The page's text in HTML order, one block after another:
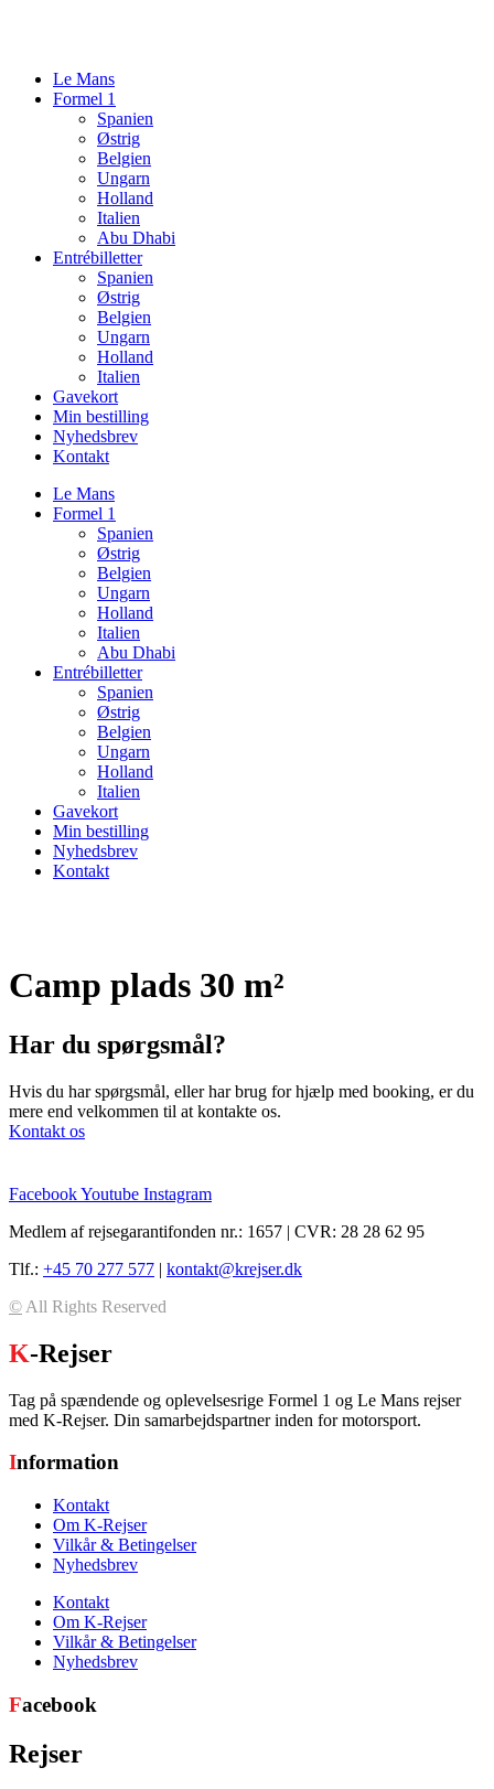
Le Mans
Formel 1
Spanien
Østrig
Belgien
Ungarn
Holland
Italien
Abu Dhabi
Entrébilletter
Spanien
Østrig
Belgien
Ungarn
Holland
Italien
Gavekort
Min bestilling
Nyhedsbrev
Kontakt
Le Mans
Formel 1
Spanien
Østrig
Belgien
Ungarn
Holland
Italien
Abu Dhabi
Entrébilletter
Spanien
Østrig
Belgien
Ungarn
Holland
Italien
Gavekort
Min bestilling
Nyhedsbrev
Kontakt
Camp plads 30 m²
Har du spørgsmål?
Hvis du har spørgsmål, eller har brug for hjælp med booking, er du
mere end velkommen til at kontakte os.
Kontakt os
FacebookYoutube Instagram
Medlem af rejsegarantifonden nr.: 1657 | CVR: 28 28 62 95
Tlf.: +45 70 277 577 | kontakt@krejser.dk
© All Rights Reserved
K-Rejser
Tag på spændende og oplevelsesrige Formel 1 og Le Mans rejser
med K-Rejser. Din samarbejdspartner inden for motorsport.
Information
Kontakt
Om K-Rejser
Vilkår & Betingelser
Nyhedsbrev
Kontakt
Om K-Rejser
Vilkår & Betingelser
Nyhedsbrev
Facebook
Rejser